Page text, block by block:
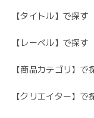
【タイトル】で探す
【レーベル】で探す
【商品カテゴリ】で
【クリエイター】で